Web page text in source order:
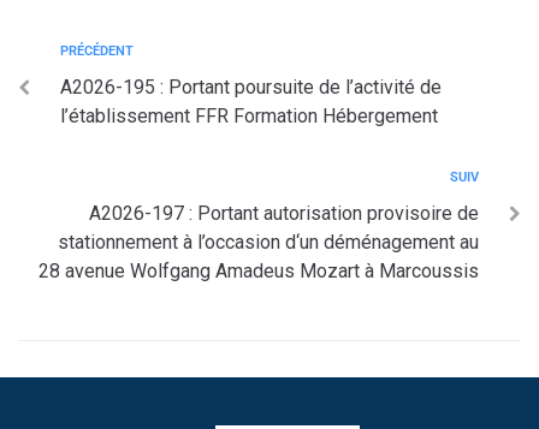
PRÉCÉDENT
A2026-195 : Portant poursuite de l’activité de
l’établissement FFR Formation Hébergement
SUIV
A2026-197 : Portant autorisation provisoire de
stationnement à l’occasion d‘un déménagement au
28 avenue Wolfgang Amadeus Mozart à Marcoussis